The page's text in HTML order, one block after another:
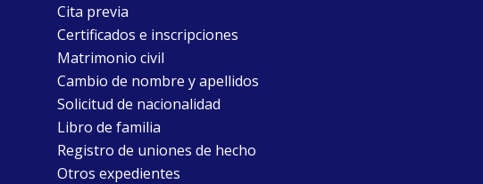
Cita previa
Certificados e inscripciones
Matrimonio civil
Cambio de nombre y apellidos
Solicitud de nacionalidad
Libro de familia
Registro de uniones de hecho
Otros expedientes